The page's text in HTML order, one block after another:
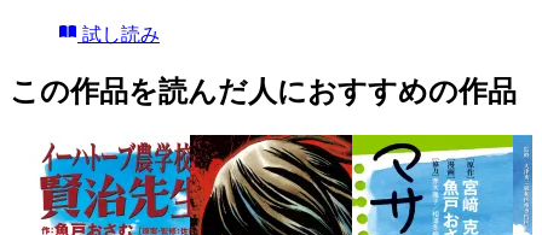
試し読み
この作品を読んだ人におすすめの作品